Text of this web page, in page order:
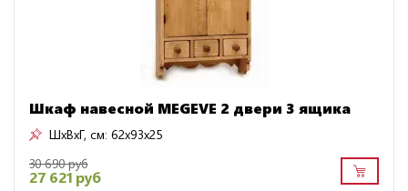
Шкаф навесной MEGEVE 2 двери 3 ящика
ШxВxГ, см: 62x93x25
30 690 руб
27 621 руб